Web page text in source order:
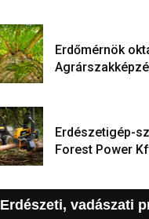
Erdőmérnök
Erdészetigép-
Forest Power
Erdészeti, vadászati